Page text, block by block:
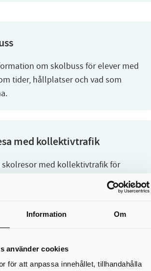
Information Om
använder cookies
för att anpassa innehållet, tillhandahålla
om skolbuss för elever med
tider, hållplatser och vad som
med kollektivtrafik
med kollektivtrafik för
Läs om regler, biljetter och hur
och hur resorna fungerar.